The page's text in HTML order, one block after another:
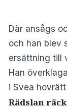
Där ansågs
och han blev
ersättning till
Han
i Svea
Rädslan